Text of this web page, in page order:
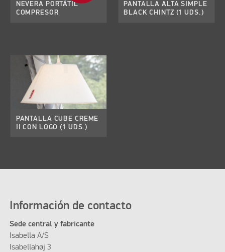
NEVERA PORTÁTIL
COMPRESOR
PANTALLA ALTA SIMPLE
BLACK CHINTZ (1 UDS.)
PANTALLA CUBE CREME
II CON LOGO (1 UDS.)
Información de contacto
Sede central y fabricante
Isabella A/S
Isabellahøj 3